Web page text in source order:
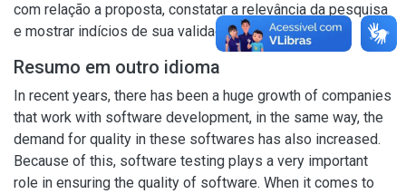
com relação a proposta, constatar a relevância da pesquisa
e mostrar indícios de sua validade.
Resumo em outro idioma
In recent years, there has been a huge growth of companies
that work with software development, in the same way, the
demand for quality in these softwares has also increased.
Because of this, software testing plays a very important
role in ensuring the quality of software. When it comes to